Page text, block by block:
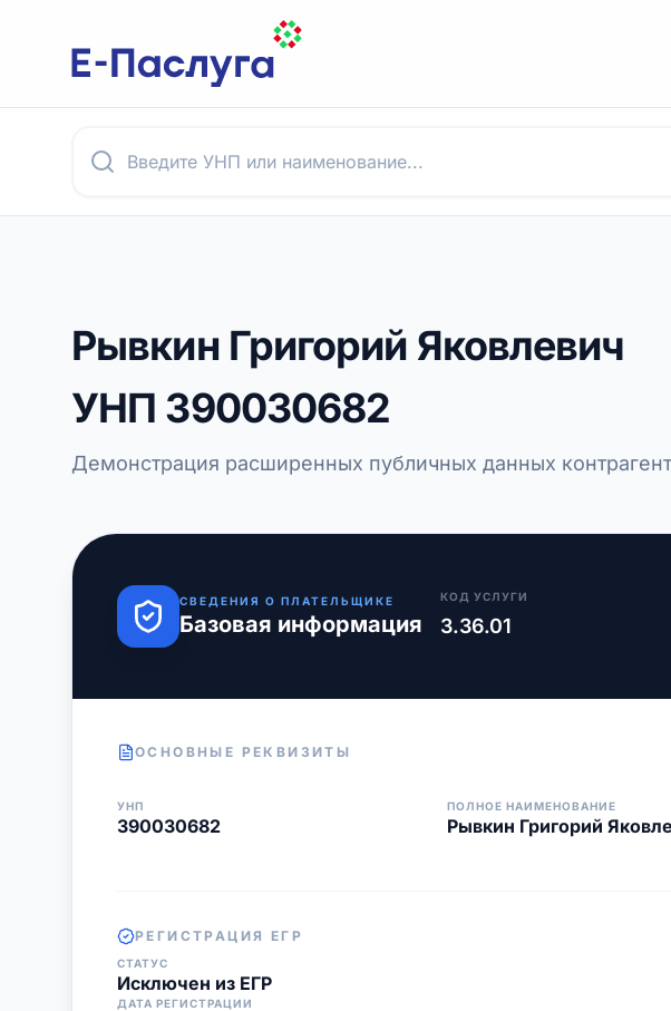
Рывкин Григорий Яковлевич
УНП 390030682
Демонстрация расширенных публичных данных
СВЕДЕНИЯ О ПЛАТЕЛЬЩИКЕ
Базовая информация
КОД УСЛУГИ
3.36.01
ОСНОВНЫЕ РЕКВИЗИТЫ
УНП
390030682
ПОЛНОЕ НАИМЕНОВАНИЕ
Рывкин Григорий
РЕГИСТРАЦИЯ ЕГР
СТАТУС
Исключен из ЕГР
ДАТА РЕГИСТРАЦИИ